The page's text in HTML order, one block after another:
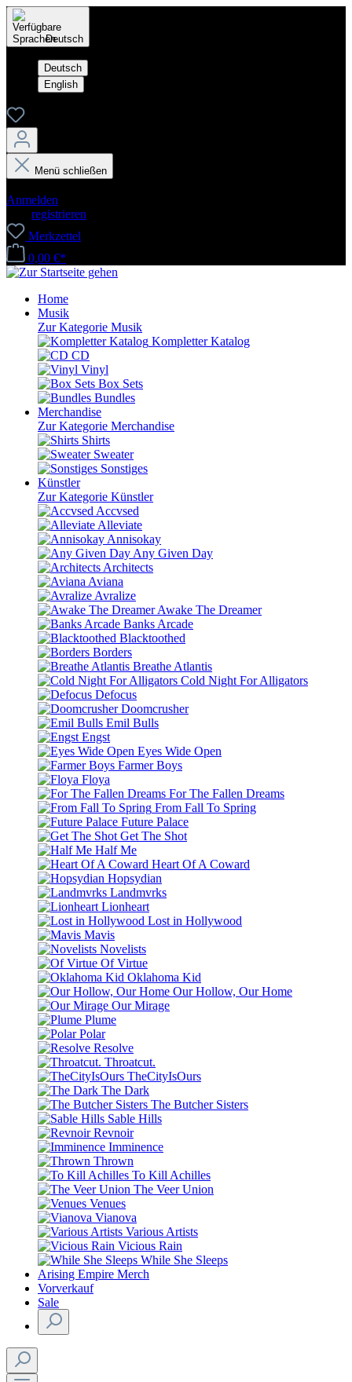
Deutsch
Deutsch
English
Menü schließen
Anmelden
registrieren
Merkzettel
0,00 €*
Home
Musik
Zur Kategorie Musik
Kompletter Katalog
CD
Vinyl
Box Sets
Bundles
Merchandise
Zur Kategorie Merchandise
Shirts
Sweater
Sonstiges
Künstler
Zur Kategorie Künstler
Accvsed
Alleviate
Annisokay
Any Given Day
Architects
Aviana
Avralize
Awake The Dreamer
Banks Arcade
Blacktoothed
Borders
Breathe Atlantis
Cold Night For Alligators
Defocus
Doomcrusher
Emil Bulls
Engst
Eyes Wide Open
Farmer Boys
Floya
For The Fallen Dreams
From Fall To Spring
Future Palace
Get The Shot
Half Me
Heart Of A Coward
Hopsydian
Landmvrks
Lionheart
Lost in Hollywood
Mavis
Novelists
Of Virtue
Oklahoma Kid
Our Hollow, Our Home
Our Mirage
Plume
Polar
Resolve
Throatcut.
TheCityIsOurs
The Dark
The Butcher Sisters
Sable Hills
Revnoir
Imminence
Thrown
To Kill Achilles
The Veer Union
Venues
Vianova
Various Artists
Vicious Rain
While She Sleeps
Arising Empire Merch
Vorverkauf
Sale